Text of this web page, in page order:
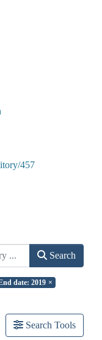
457
Search
date: 2019 ×
Search Tools